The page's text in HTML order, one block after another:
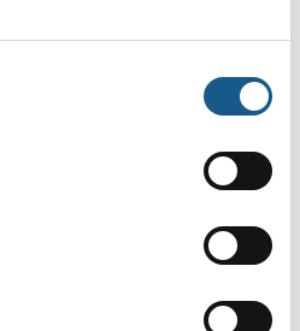
energiforbruget
med